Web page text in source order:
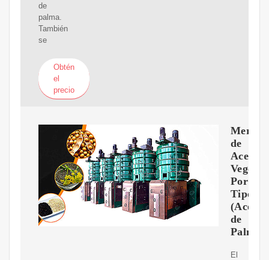
de
palma.
También
se
Obtén
el
precio
de
Aceites
Por
Tipo
(Aceite
de
Palma
El